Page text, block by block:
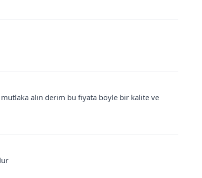
alın derim bu fiyata böyle bir kalite ve